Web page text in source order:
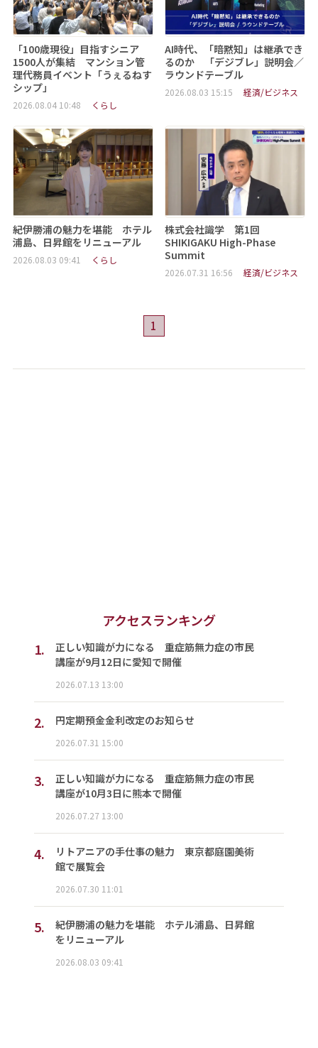
「100歳現役」目指すシニア
1500人が集結 マンション管
理代務員イベント「うぇるねす
シップ」
2026.08.04 10:48 くらし
AI時代、「暗黙知」は継承でき
るのか 「デジブレ」説明会／
ラウンドテーブル
2026.08.03 15:15 経済/ビジネス
紀伊勝浦の魅力を堪能 ホテル
浦島、日昇館をリニューアル
2026.08.03 09:41 くらし
株式会社識学 第1回
SHIKIGAKU High-Phase
Summit
2026.07.31 16:56 経済/ビジネス
1
アクセスランキング
1.
正しい知識が力になる 重症筋無力症の市民
講座が9月12日に愛知で開催
2026.07.13 13:00
2. 円定期預金金利改定のお知らせ
2026.07.31 15:00
3.
正しい知識が力になる 重症筋無力症の市民
講座が10月3日に熊本で開催
2026.07.27 13:00
4.
リトアニアの手仕事の魅力 東京都庭園美術
館で展覧会
2026.07.30 11:01
5.
紀伊勝浦の魅力を堪能 ホテル浦島、日昇館
をリニューアル
2026.08.03 09:41